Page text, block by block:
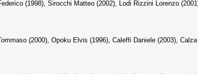
(1998), Sirocchi Matteo (2002), Lodi Rizzini Lorenzo
(2000), Opoku Elvis (1996), Caleffi Daniele (2003),